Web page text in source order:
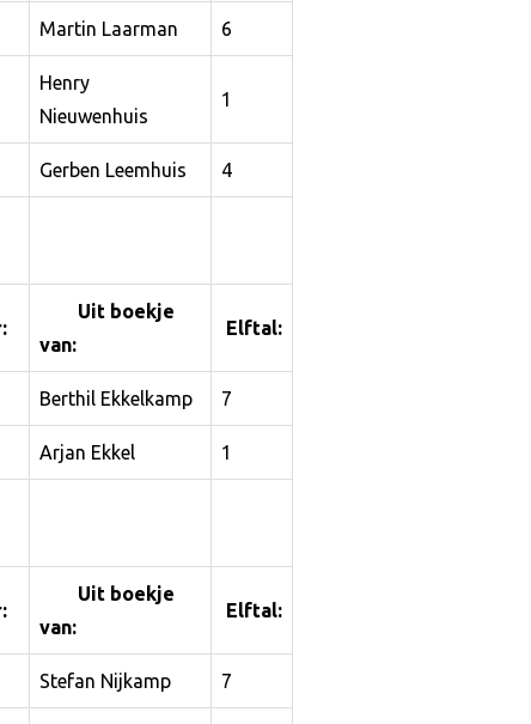
Martin Laarman 6
Henry
Nieuwenhuis
1
Gerben Leemhuis 4
Uit boekje
van:
Elftal:
Berthil Ekkelkamp 7
Arjan Ekkel 1
Uit boekje
van:
Elftal:
Stefan Nijkamp 7